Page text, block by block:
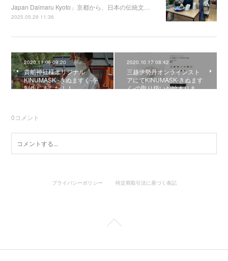
Japan Daimaru Kyoto」京都から、日本の伝統文…
2025.05.29 11:36
2020.11.06 09:20
貴船神社様オリジナル
KINUMASK -きぬますく-を
制作しました！！
2020.10.17 08:42
三越伊勢丹オンラインスト
アにてKINUMASK-きぬます
く-の取り扱いが始まりま…
0コメント
プライバシーポリシー 特定商取引法に基づく表記